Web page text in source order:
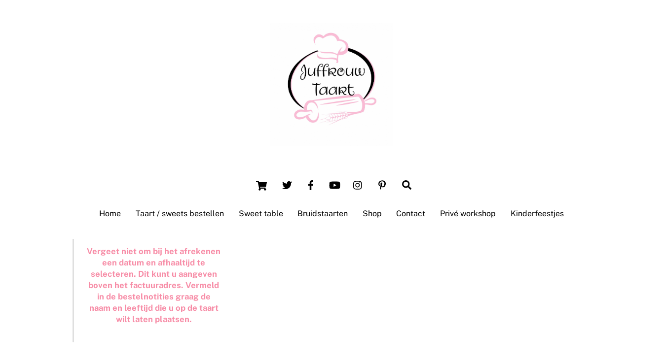
Cart
Home Taart / sweets bestellen Sweet table Bruidstaarten Shop Contact Privé workshop Kinderfeestjes
Vergeet niet om bij het afrekenen
een datum en afhaaltijd te
selecteren. Dit kunt u aangeven
boven het factuuradres. Vermeld
in de bestelnotities graag de
naam en leeftijd die u op de taart
wilt laten plaatsen.
Top